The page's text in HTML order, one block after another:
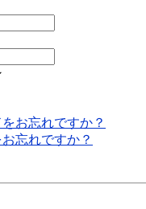
お忘れですか？
忘れですか？